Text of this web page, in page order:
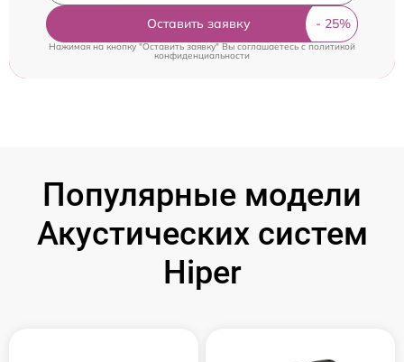
Оставить заявку
Нажимая на кнопку "Оставить заявку" Вы соглашаетесь c политикой
конфиденциальности
Популярные модели
Акустических систем
Hiper